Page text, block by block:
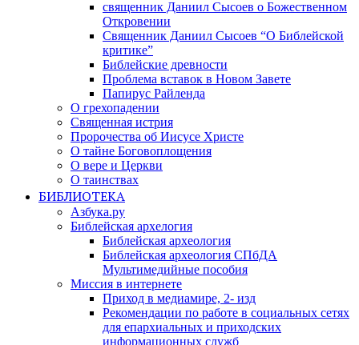
священник Даниил Сысоев о Божественном
Откровении
Священник Даниил Сысоев “О Библейской
критике”
Библейские древности
Проблема вставок в Новом Завете
Папирус Райленда
О грехопадении
Священная истрия
Пророчества об Иисусе Христе
О тайне Боговоплощения
О вере и Церкви
О таинствах
БИБЛИОТЕКА
Азбука.ру
Библейская архелогия
Библейская археология
Библейская археология СПбДА
Мультимедийные пособия
Миссия в интернете
Приход в медиамире, 2- изд
Рекомендации по работе в социальных сетях
для епархиальных и приходских
информационных служб